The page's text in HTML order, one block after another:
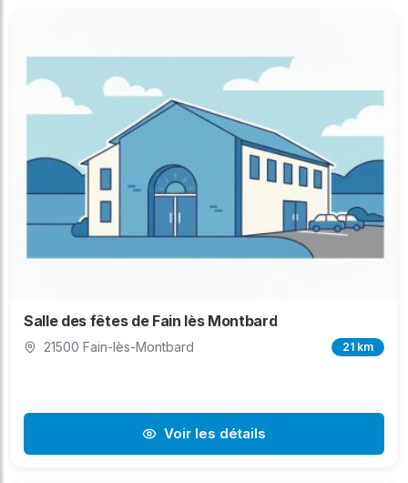
Salle des fêtes de Fain lès Montbard
21500 Fain-lès-Montbard 21 km
Voir les détails